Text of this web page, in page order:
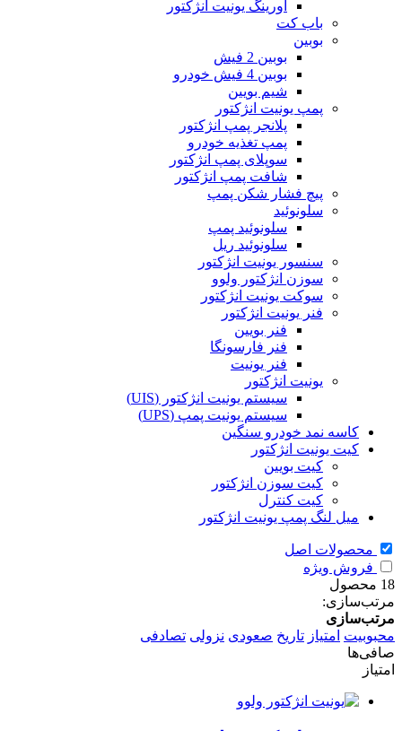
اورینگ یونیت انژکتور
باب کت
بوبین
بوبین 2 فیش
بوبین 4 فیش خودرو
شیم بویین
پمپ یونیت انژکتور
پلانجر پمپ انژکتور
پمپ تغذیه خودرو
سوپلای پمپ انژکتور
شافت پمپ انژکتور
پیچ فشار شکن پمپ
سلونوئید
سلونوئید پمپ
سلونوئید ریل
سنسور یونیت انژکتور
سوزن انژکتور ولوو
سوکت یونیت انژکتور
فنر یونیت انژکتور
فنر بویین
فنر فارسونگا
فنر یونیت
یونیت انژکتور
سیستم یونیت انژکتور (UIS)
سیستم یونیت پمپ (UPS)
کاسه نمد خودرو سنگین
کیت یونیت انژکتور
کیت بویین
کیت سوزن انژکتور
کیت کنترل
میل لنگ پمپ یونیت انژکتور
محصولات اصل
فروش ویژه
18 محصول
مرتب‌سازی:
مرتب‌سازی
محبوبیت امتیاز تاریخ صعودی نزولی تصادفی
صافی‌ها
امتیاز